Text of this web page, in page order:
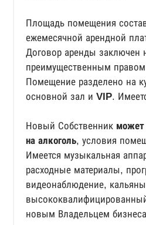
Площадь помещения
ежемесячной арендной
Договор аренды заключен
преимущественным
Помещение разделено на
основной зал и VIP.
Новый Собственник может
на алкоголь, условия
Имеется музыкальная
расходные материалы,
видеонаблюдение,
новым Владельцем